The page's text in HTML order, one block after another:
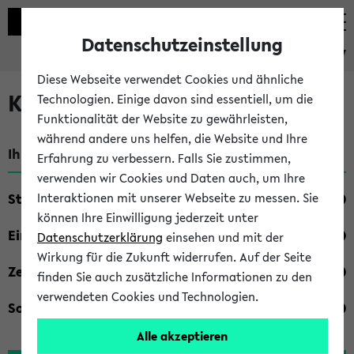
eKVV
Kombisuche im eKVV
Ihre Suchkriterien:
Studienfach
Einrichtung
Zeiten
Sonstiges
Datenschutzeinstellung
Diese Webseite verwendet Cookies und ähnliche
Technologien. Einige davon sind essentiell, um die
Funktionalität der Website zu gewährleisten,
während andere uns helfen, die Website und Ihre
Erfahrung zu verbessern. Falls Sie zustimmen,
verwenden wir Cookies und Daten auch, um Ihre
Interaktionen mit unserer Webseite zu messen. Sie
können Ihre Einwilligung jederzeit unter
Datenschutzerklärung einsehen und mit der
Wirkung für die Zukunft widerrufen. Auf der Seite
finden Sie auch zusätzliche Informationen zu den
verwendeten Cookies und Technologien.
Alle akzeptieren